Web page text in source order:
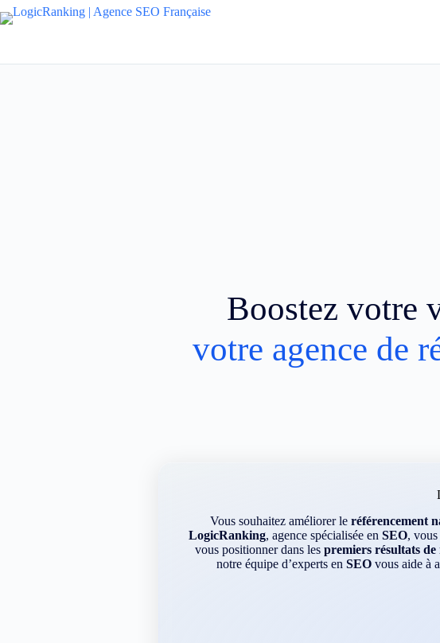
Boostez votre
votre agence de
Vous souhaitez améliorer le référencement
LogicRanking, agence spécialisée en SEO, vous
vous positionner dans les premiers résultats de
notre équipe d’experts en SEO vous aide à